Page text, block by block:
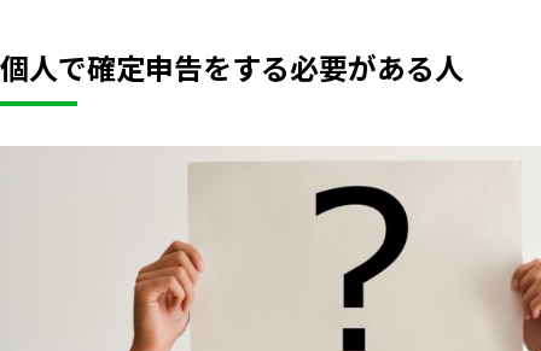
個人で確定申告をする必要がある人